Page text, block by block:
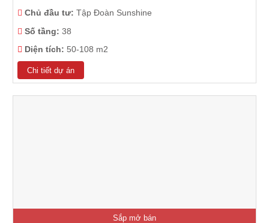
Chủ đầu tư: Tập Đoàn Sunshine
Số tầng: 38
Diện tích: 50-108 m2
Chi tiết dự án
Sắp mở bán